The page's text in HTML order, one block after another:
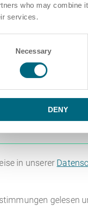
who may combine
services.
Necessary
DENY
HINZUFÜGEN
in unserer
gelesen